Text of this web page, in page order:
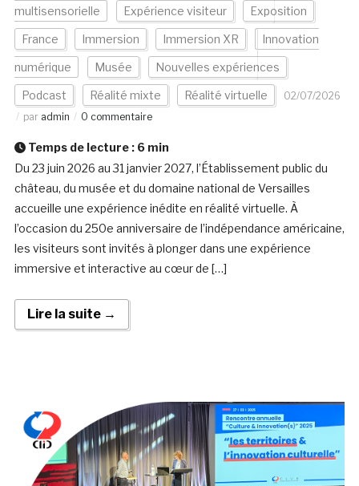
multisensorielle Expérience visiteur Exposition
France Immersion Immersion XR Innovation
numérique Musée Nouvelles expériences
Podcast Réalité mixte Réalité virtuelle
02/07/2026
par admin 0 commentaire
Temps de lecture : 6 min
Du 23 juin 2026 au 31 janvier 2027, l’Établissement public du
château, du musée et du domaine national de Versailles
accueille une expérience inédite en réalité virtuelle. À
l’occasion du 250e anniversaire de l’indépendance américaine,
les visiteurs sont invités à plonger dans une expérience
immersive et interactive au cœur de […]
Lire la suite →